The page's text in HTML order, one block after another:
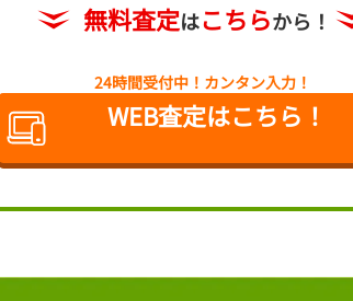
無料査定はこちらから！
24時間受付中！ カンタン入力！
WEB査定はこちら！